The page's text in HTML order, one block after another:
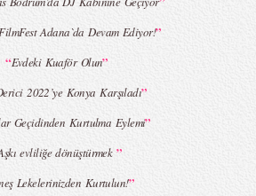
Adana`da Devam Ediyor!”
“Evdeki Kuaför Olun”
2022’ye Konya Karşıladı”
Geçidinden Kurtulma Eylemi”
evliliğe dönüştürmek ”
Lekelerinizden Kurtulun!”